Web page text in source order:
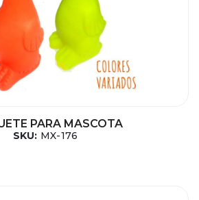
PARA MASCOTA
SKU: MX-176